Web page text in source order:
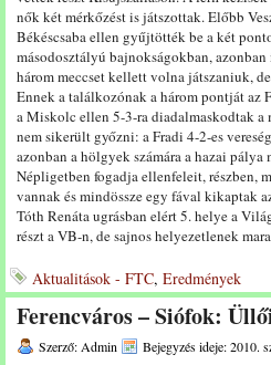
nők két mérkőzést is játszottak. Előbb
Békéscsaba ellen gyűjtötték be a két
másodosztályú bajnokságokban,
három meccset kellett volna játszaniuk,
Ennek a találkozónak a három pontját
a Miskolc ellen 5-3-ra diadalmaskodtak a
nem sikerült győzni: a Fradi 4-2-es
azonban a hölgyek számára a hazai
Népligetben fogadja ellenfeleit, részben,
vannak és mindössze egy fával kikaptak
Tóth Renáta ugrásban elért 5. helye a
részt a VB-n, de sajnos helyezetlenek
Aktualitások - FTC, Eredmények
Ferencváros – Siófok:
Szerző: Admin Bejegyzés ideje: 2010.